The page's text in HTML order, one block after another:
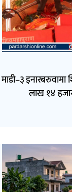
माडी–३ इनारबरुवामा
लाख १४